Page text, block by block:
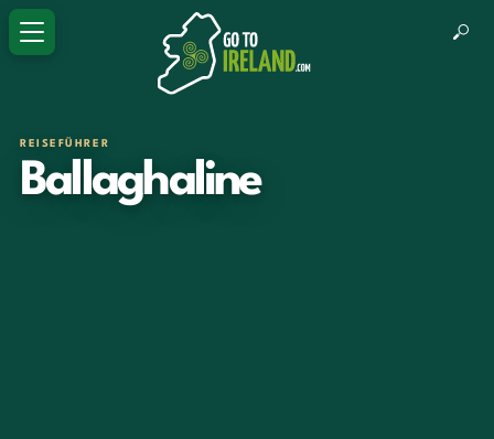
REISEFÜHRER
Ballaghaline